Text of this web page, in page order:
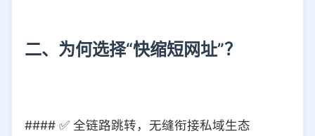
二、为何选择“快缩短网址”？
#### ✅ 全链路跳转，无缝衔接私域生态